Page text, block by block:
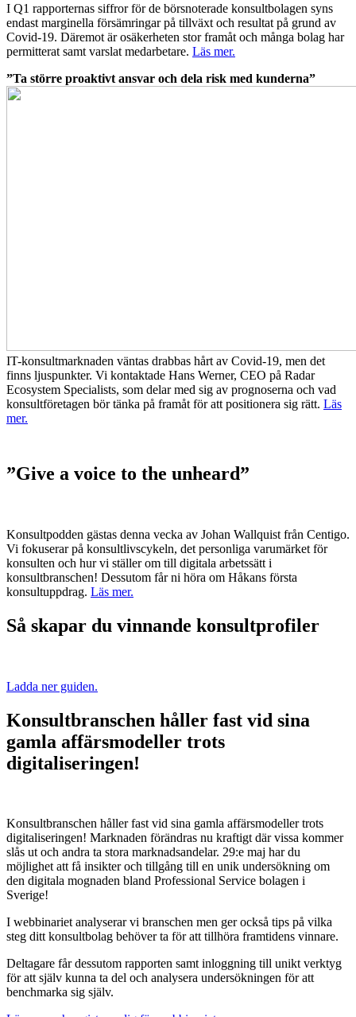
I Q1 rapporternas siffror för de börsnoterade konsultbolagen syns
endast marginella försämringar på tillväxt och resultat på grund av
Covid-19. Däremot är osäkerheten stor framåt och många bolag har
permitterat samt varslat medarbetare. Läs mer.
”Ta större proaktivt ansvar och dela risk med kunderna”
IT-konsultmarknaden väntas drabbas hårt av Covid-19, men det
finns ljuspunkter. Vi kontaktade Hans Werner, CEO på Radar
Ecosystem Specialists, som delar med sig av prognoserna och vad
konsultföretagen bör tänka på framåt för att positionera sig rätt. Läs
mer.
”Give a voice to the unheard”
Konsultpodden gästas denna vecka av Johan Wallquist från Centigo.
Vi fokuserar på konsultlivscykeln, det personliga varumärket för
konsulten och hur vi ställer om till digitala arbetssätt i
konsultbranschen! Dessutom får ni höra om Håkans första
konsultuppdrag. Läs mer.
Så skapar du vinnande konsultprofiler
Ladda ner guiden.
Konsultbranschen håller fast vid sina
gamla affärsmodeller trots
digitaliseringen!
Konsultbranschen håller fast vid sina gamla affärsmodeller trots
digitaliseringen! Marknaden förändras nu kraftigt där vissa kommer
slås ut och andra ta stora marknadsandelar. 29:e maj har du
möjlighet att få insikter och tillgång till en unik undersökning om
den digitala mognaden bland Professional Service bolagen i
Sverige!
I webbinariet analyserar vi branschen men ger också tips på vilka
steg ditt konsultbolag behöver ta för att tillhöra framtidens vinnare.
Deltagare får dessutom rapporten samt inloggning till unikt verktyg
för att själv kunna ta del och analysera undersökningen för att
benchmarka sig själv.